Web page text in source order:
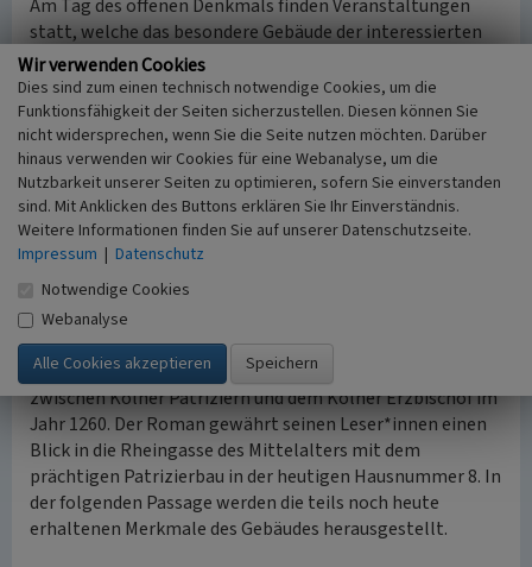
Am Tag des offenen Denkmals finden Veranstaltungen
statt, welche das besondere Gebäude der interessierten
Öffentlichkeit näherbringen.
In einem Nebengebäude des Hauses befindet sich die
Deutsche Gesellschaft für Photographie e.V., die sich für die
Belange der Fotografie und verwandter Bildmedien im
kulturellen Kontext einsetzt.
nach oben
Das Overstolzenhaus als Romanschauplatz
Auch literarisch brachte es das Overstolzenhaus zu Ruhm,
als es zum Schauplatz in Frank Schätzings historischem
Kriminalroman „Tod und Teufel“ von 1995 wurde.
Die im mittelalterlichen Köln spielende Handlung erzählt
einen spannenden Kriminalfall rund um den Machtkampf
zwischen Kölner Patriziern und dem Kölner Erzbischof im
Jahr 1260. Der Roman gewährt seinen Leser*innen einen
Blick in die Rheingasse des Mittelalters mit dem
prächtigen Patrizierbau in der heutigen Hausnummer 8. In
der folgenden Passage werden die teils noch heute
erhaltenen Merkmale des Gebäudes herausgestellt.
Wir verwenden Cookies
Dies sind zum einen technisch notwendige Cookies, um die
Funktionsfähigkeit der Seiten sicherzustellen. Diesen können Sie
nicht widersprechen, wenn Sie die Seite nutzen möchten. Darüber
hinaus verwenden wir Cookies für eine Webanalyse, um die
Nutzbarkeit unserer Seiten zu optimieren, sofern Sie einverstanden
sind. Mit Anklicken des Buttons erklären Sie Ihr Einverständnis.
Weitere Informationen finden Sie auf unserer Datenschutzseite.
Impressum | Datenschutz
Notwendige Cookies
Webanalyse